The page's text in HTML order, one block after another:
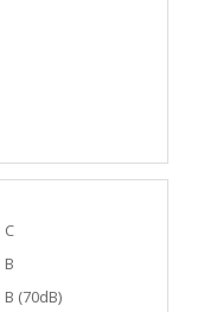
C
B
B (70dB)